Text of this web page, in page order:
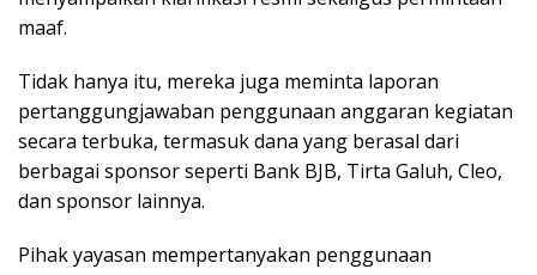
maaf.
Tidak hanya itu, mereka juga meminta laporan
pertanggungjawaban penggunaan anggaran kegiatan
secara terbuka, termasuk dana yang berasal dari
berbagai sponsor seperti Bank BJB, Tirta Galuh, Cleo,
dan sponsor lainnya.
Pihak yayasan mempertanyakan penggunaan